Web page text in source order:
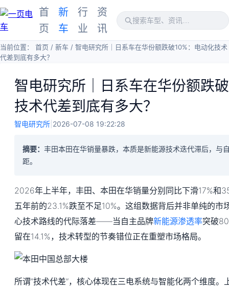
首
页
新
车
行
业
资
讯
当前位置： 首页 / 新车 / 智电研究所｜日系车在华份额跌破10%：电动化技术
代差到底有多大？
智电研究所｜日系车在华份额跌
技术代差到底有多大？
智电研究所 2026-07-08 19:22:28
摘要： 丰田本田在华销量暴跌，本质是新能源技术迭代滞后，与
距。
2026年上半年，丰田、本田在华销量分别同比下滑17%和
五年前的23.1%跌至不足10%。这组数据背后并非单纯的市
心技术路线的代际落差——当自主品牌新能源渗透率突破
留在14.1%，技术转型的节奏错位正在重塑市场格局。
所谓“技术代差”，核心体现在三电系统与智能化两个维度。